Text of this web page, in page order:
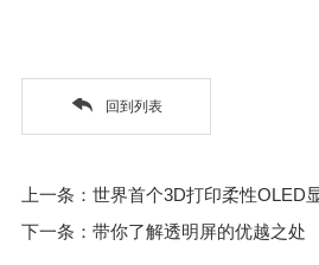
回到列表
下一条：带你了解透明屏的优越之处